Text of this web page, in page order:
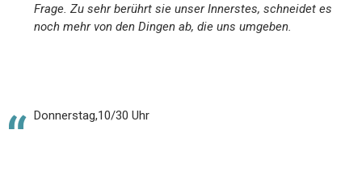
Frage. Zu sehr berührt sie unser Innerstes, schneidet es
noch mehr von den Dingen ab, die uns umgeben.
Donnerstag,10/30 Uhr